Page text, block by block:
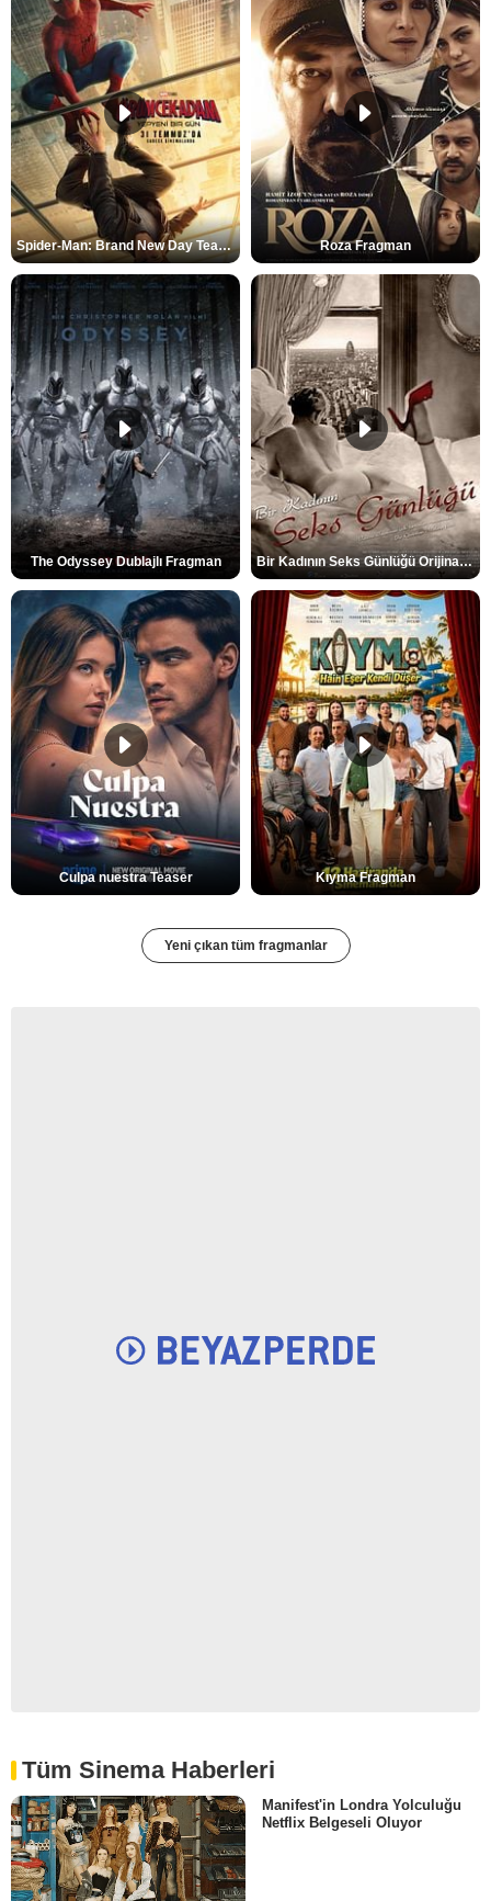
Spider-Man: Brand New Day Teaser Roza Fragman
The Odyssey Dublajlı Fragman Bir Kadının Seks Günlüğü Orijinal Fragman
Culpa nuestra Teaser Kıyma Fragman
Yeni çıkan tüm fragmanlar
Tüm Sinema Haberleri
Manifest'in Londra Yolculuğu
Netflix Belgeseli Oluyor